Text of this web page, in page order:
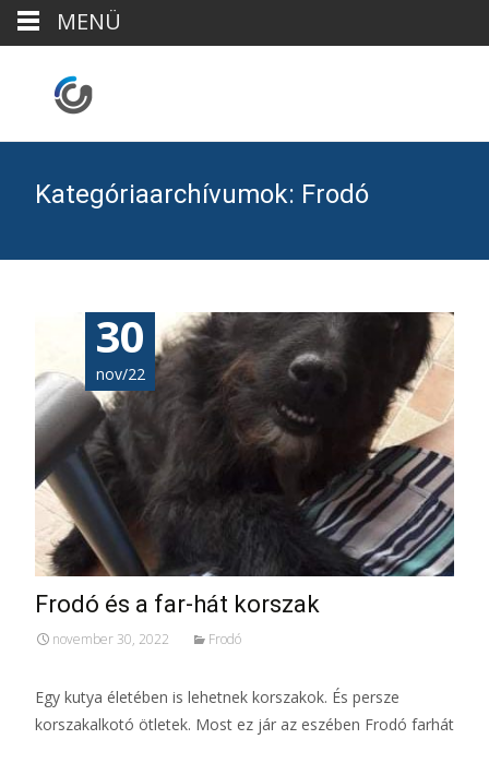
Kategóriaarchívumok: Frodó
30
nov/22
Frodó és a far-hát korszak
november 30, 2022 Frodó
Egy kutya életében is lehetnek korszakok. És persze
korszakalkotó ötletek. Most ez jár az eszében Frodó farhát
MENÜ